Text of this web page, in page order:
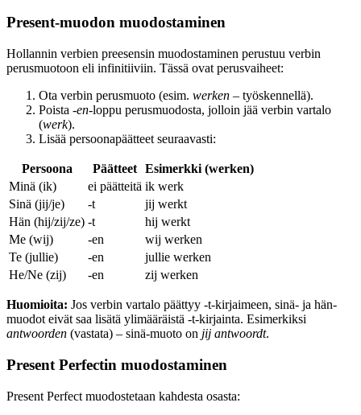
Present-muodon muodostaminen
Hollannin verbien preesensin muodostaminen perustuu verbin
perusmuotoon eli infinitiiviin. Tässä ovat perusvaiheet:
Ota verbin perusmuoto (esim. werken – työskennellä).
Poista -en-loppu perusmuodosta, jolloin jää verbin vartalo
(werk).
Lisää persoonapäätteet seuraavasti:
Persoona Päätteet Esimerkki (werken)
Minä (ik)
ei päätteitä ik werk
Sinä (jij/je)
-t
jij werkt
Hän (hij/zij/ze) -t
hij werkt
Me (wij)
-en
wij werken
Te (jullie)
-en
jullie werken
He/Ne (zij)
-en zij werken
Huomioita: Jos verbin vartalo päättyy -t-kirjaimeen, sinä- ja hän-
muodot eivät saa lisätä ylimääräistä -t-kirjainta. Esimerkiksi
antwoorden (vastata) – sinä-muoto on jij antwoordt.
Present Perfectin muodostaminen
Present Perfect muodostetaan kahdesta osasta: